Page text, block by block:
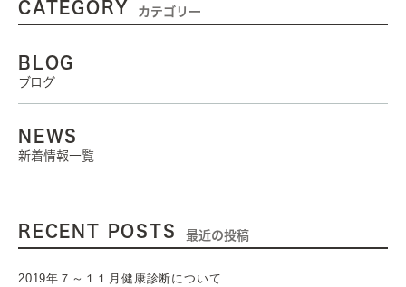
CATEGORY カテゴリー
BLOG
ブログ
NEWS
新着情報一覧
RECENT POSTS 最近の投稿
2019年７～１１月健康診断について